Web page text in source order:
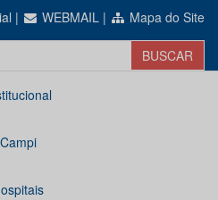
| WEBMAIL | Mapa do Site
Campi